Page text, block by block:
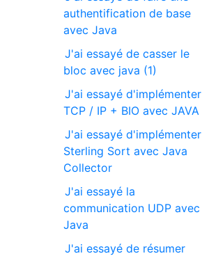
authentification de base
avec Java
J'ai essayé de casser le
bloc avec java (1)
J'ai essayé d'implémenter
TCP / IP + BIO avec JAVA
J'ai essayé d'implémenter
Sterling Sort avec Java
Collector
J'ai essayé la
communication UDP avec
Java
J'ai essayé de résumer